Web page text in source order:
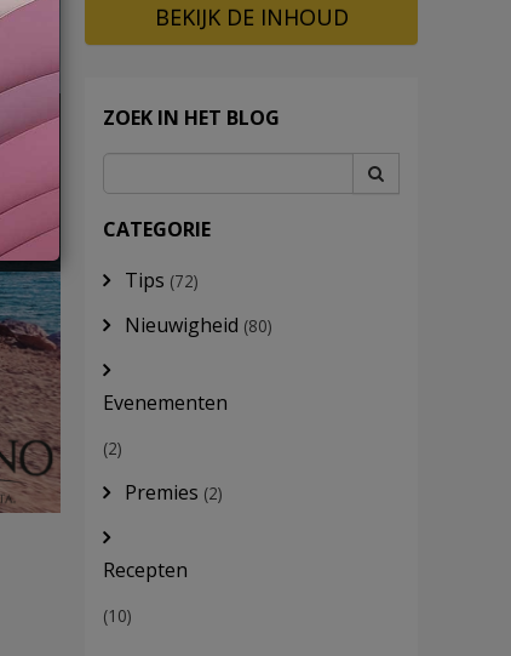
BEKIJK DE INHOUD
ZOEK IN HET BLOG
CATEGORIE
Tips (72)
Nieuwigheid (80)
Evenementen
(2)
Premies (2)
Recepten
(10)